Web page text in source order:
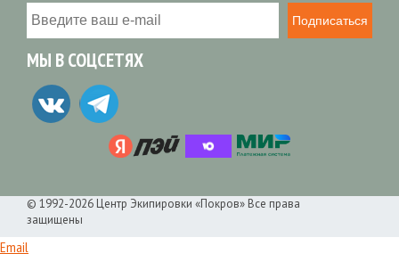
Подписаться
МЫ В СОЦСЕТЯХ
© 1992-2026 Центр Экипировки «Покров» Все права
защищены
Email